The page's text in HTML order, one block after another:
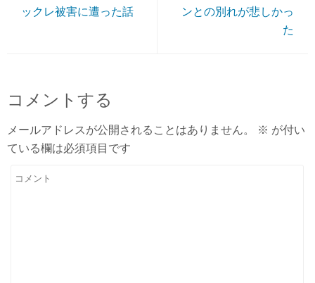
ックレ被害に遭った話
ンとの別れが悲しかっ
た
コメントする
メールアドレスが公開されることはありません。 ※ が付い
ている欄は必須項目です